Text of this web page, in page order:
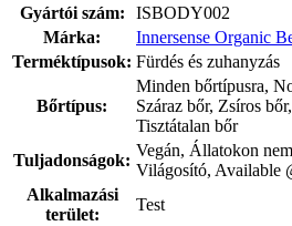
Gyártói szám:
ISBODY002
Márka:
Innersense Organic
Terméktípusok: Fürdés és zuhanyzás
Bőrtípus:
Minden bőrtípusra,
Száraz bőr, Zsíros
Tisztátalan bőr
Tuljadonságok:
Vegán, Állatokon
Világosító, Available
Alkalmazási
terület:
Test